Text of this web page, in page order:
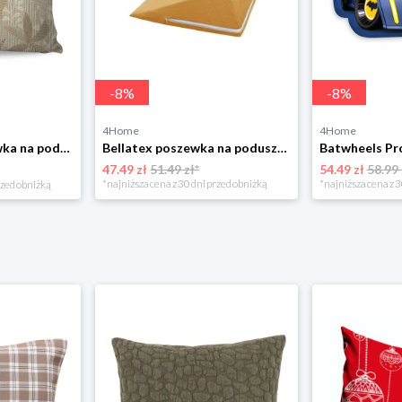
Matějovský Poszewka na poduszkę Solei, 40 x 40 cm
obniżką
-8%
4Home
Bellatex poszewka na poduszkę klinową frotte musztardowa, 80 x 50 x 20 cm
47.49 zł51.49 zł*
*najniższa cena z 30 dni przed obniżką
-8%
4Home
54.49 zł58.99
*najniższa cena z